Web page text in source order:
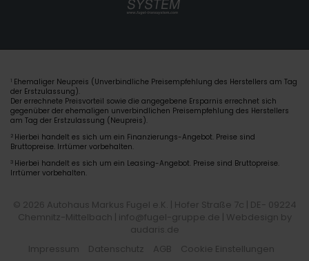
1 Ehemaliger Neupreis (Unverbindliche Preisempfehlung des Herstellers am Tag
der Erstzulassung).
Der errechnete Preisvorteil sowie die angegebene Ersparnis errechnet sich
gegenüber der ehemaligen unverbindlichen Preisempfehlung des Herstellers
am Tag der Erstzulassung (Neupreis).
2 Hierbei handelt es sich um ein Finanzierungs-Angebot. Preise sind
Bruttopreise. Irrtümer vorbehalten.
3 Hierbei handelt es sich um ein Leasing-Angebot. Preise sind Bruttopreise.
Irrtümer vorbehalten.
© 2026 Autohaus Markus Fugel e.K. | Hofer Straße 7c | DE- 09224
Chemnitz-Mittelbach | info@fugel-gruppe.de | Webdesign by
audaris.de
Impressum
Datenschutz AGB Cookie Einstellungen